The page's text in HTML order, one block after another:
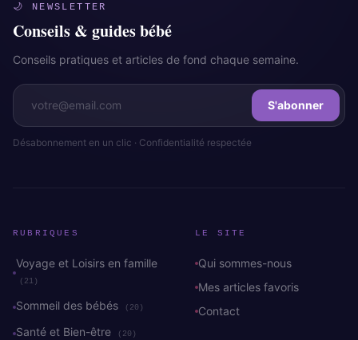
🌙 NEWSLETTER
Conseils & guides bébé
Conseils pratiques et articles de fond chaque semaine.
S'abonner
Désabonnement en un clic · Confidentialité respectée
RUBRIQUES
Voyage et Loisirs en famille
(21)
Sommeil des bébés (20)
Santé et Bien-être (20)
LE SITE
Qui sommes-nous
Mes articles favoris
Contact